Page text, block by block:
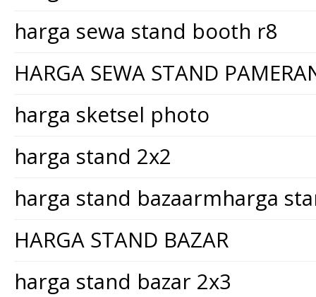
harga sewa stand booth r8
HARGA SEWA STAND
harga sketsel photo
harga stand 2x2
harga stand bazaarmharga
HARGA STAND BAZAR
harga stand bazar 2x3